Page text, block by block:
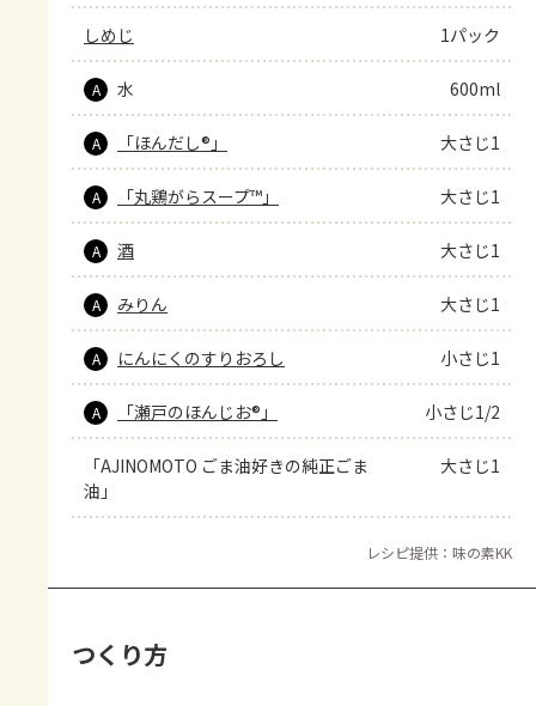
しめじ 1パック
A 水 600ml
A 「ほんだし®」 大さじ1
A 「丸鶏がらスープ™」 大さじ1
A 酒 大さじ1
A みりん 大さじ1
A にんにくのすりおろし 小さじ1
A 「瀬戸のほんじお®」 小さじ1/2
「AJINOMOTO ごま油好きの純正ごま
油」
大さじ1
レシピ提供：味の素KK
つくり方